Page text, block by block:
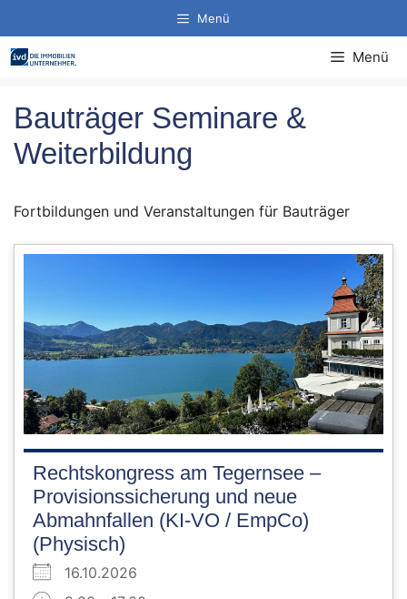
Inhalt
springen
Menü
Menü
Bauträger Seminare &
Weiterbildung
Fortbildungen und Veranstaltungen für Bauträger
Rechtskongress am Tegernsee –
Provisionssicherung und neue
Abmahnfallen (KI‑VO / EmpCo)
(Physisch)
16.10.2026